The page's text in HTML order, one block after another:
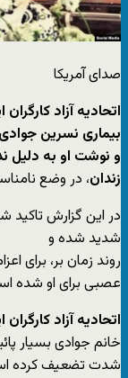
صدای آمریکا
اتحادیه آزاد
بیماری نسرین جوادی
و نوشت او به
زندان، در وضع
در این گزارش
شدید شده و
روند زمان بر، برای
عصبی برای او شده
اتحادیه آزاد کارگران
خانم جوادی بسیار
شدت تضعیف کرده